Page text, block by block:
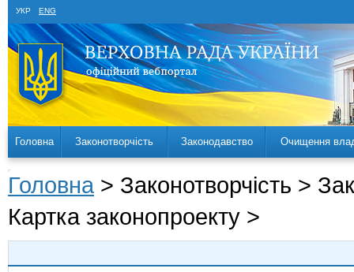
УКР ENG
Головна Законотворчість Законодавство Очищення
Головна > Законотворчість >
Картка законопроекту >